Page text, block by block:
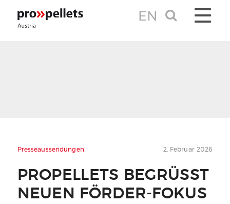
TOGGLE
EN
2. Februar 2026
Presseaussendungen
PROPELLETS BEGRÜSST N
EUEN FÖRDER-FOKUS A